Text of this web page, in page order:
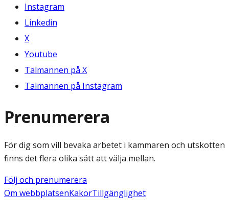
Instagram
Linkedin
X
Youtube
Talmannen på X
Talmannen på Instagram
Prenumerera
För dig som vill bevaka arbetet i kammaren och utskotten
finns det flera olika sätt att välja mellan.
Följ och prenumerera
Om webbplatsenKakorTillgänglighet